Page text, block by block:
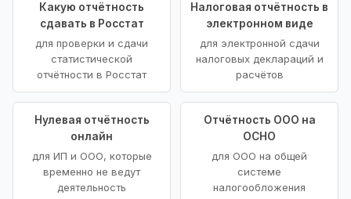
Какую отчётность
сдавать в Росстат
для проверки и сдачи
статистической
отчётности в Росстат
Налоговая отчётность в
электронном виде
для электронной сдачи
налоговых деклараций и
расчётов
Нулевая отчётность
онлайн
для ИП и ООО, которые
временно не ведут
деятельность
Отчётность ООО на
ОСНО
для ООО на общей
системе
налогообложения